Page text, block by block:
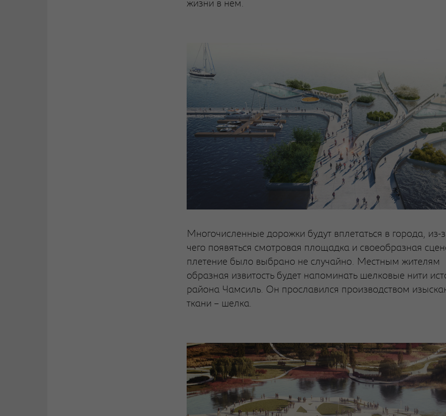
жизни в нем.
Многочисленные дорожки будут вплетаться в города, из-
чего появяться смотровая площадка и своеобразная
плетение было выбрано не случайно. Местным жителям
образная извитость будет напоминать шелковые нити
района Чамсиль. Он прославился производством
ткани – шелка.